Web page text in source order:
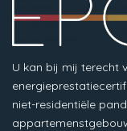
U kan bij mij terecht
niet-residentiële